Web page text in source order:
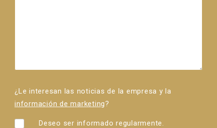
¿Le interesan las noticias de la empresa y la
información de marketing?
Deseo ser informado regularmente.